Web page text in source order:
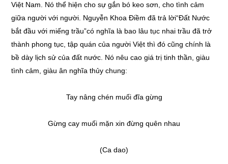
Việt Nam. Nó thể hiện cho sự gắn bó keo sơn, cho tình cảm
giữa người với người. Nguyễn Khoa Điềm đã trả lời“Đất Nước
bắt đầu với miếng trầu”có nghĩa là bao lâu tục nhai trầu đã trở
thành phong tục, tập quán của người Việt thì đó cũng chính là
bề dày lịch sử của đất nước. Nó nêu cao giá trị tinh thần, giàu
tình cảm, giàu ân nghĩa thủy chung:
Tay nâng chén muối đĩa gừng
Gừng cay muối mặn xin đừng quên nhau
(Ca dao)